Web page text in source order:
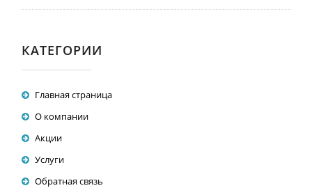
КАТЕГОРИИ
Главная страница
О компании
Акции
Услуги
Обратная связь